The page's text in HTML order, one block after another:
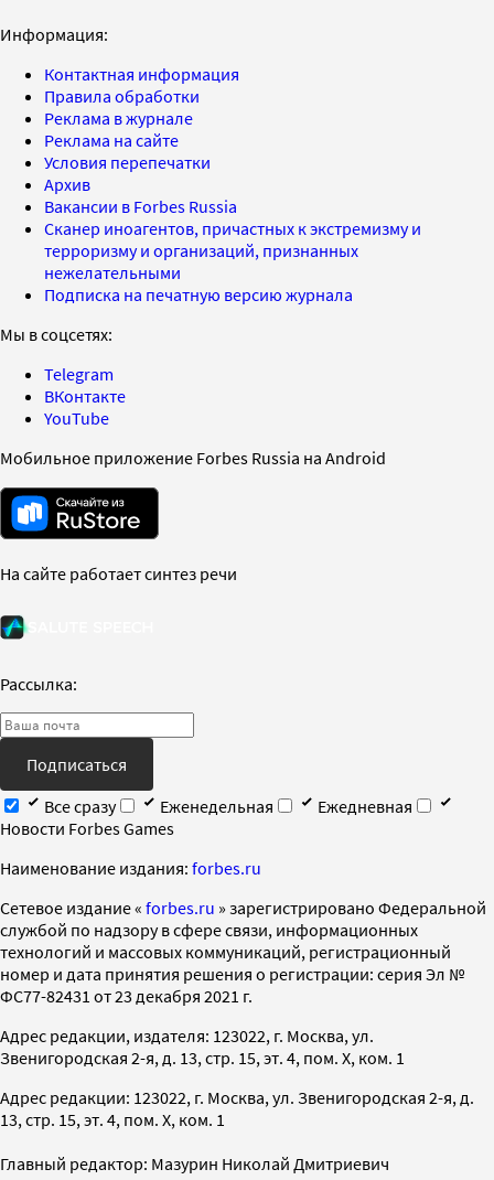
Информация:
Контактная информация
Правила обработки
Реклама в журнале
Реклама на сайте
Условия перепечатки
Архив
Вакансии в Forbes Russia
Сканер иноагентов, причастных к экстремизму и
терроризму и организаций, признанных
нежелательными
Подписка на печатную версию журнала
Мы в соцсетях:
Telegram
ВКонтакте
YouTube
Мобильное приложение Forbes Russia на Android
На сайте работает синтез речи
Рассылка:
Подписаться
Все сразу
Еженедельная
Ежедневная
Новости Forbes Games
Наименование издания: forbes.ru
Cетевое издание « forbes.ru » зарегистрировано Федеральной
службой по надзору в сфере связи, информационных
технологий и массовых коммуникаций, регистрационный
номер и дата принятия решения о регистрации: серия Эл №
ФС77-82431 от 23 декабря 2021 г.
Адрес редакции, издателя: 123022, г. Москва, ул.
Звенигородская 2-я, д. 13, стр. 15, эт. 4, пом. X, ком. 1
Адрес редакции: 123022, г. Москва, ул. Звенигородская 2-я, д.
13, стр. 15, эт. 4, пом. X, ком. 1
Главный редактор: Мазурин Николай Дмитриевич